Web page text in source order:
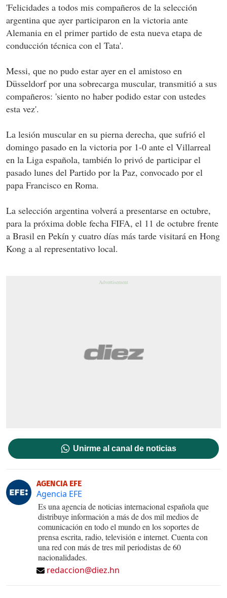
'Felicidades a todos mis compañeros de la selección
argentina que ayer participaron en la victoria ante
Alemania en el primer partido de esta nueva etapa de
conducción técnica con el Tata'.
Messi, que no pudo estar ayer en el amistoso en
Düsseldorf por una sobrecarga muscular, transmitió a sus
compañeros: 'siento no haber podido estar con ustedes
esta vez'.
La lesión muscular en su pierna derecha, que sufrió el
domingo pasado en la victoria por 1-0 ante el Villarreal
en la Liga española, también lo privó de participar el
pasado lunes del Partido por la Paz, convocado por el
papa Francisco en Roma.
La selección argentina volverá a presentarse en octubre,
para la próxima doble fecha FIFA, el 11 de octubre frente
a Brasil en Pekín y cuatro días más tarde visitará en Hong
Kong a al representativo local.
Unirme al canal de noticias
AGENCIA EFE
Agencia EFE
Es una agencia de noticias internacional española que
distribuye información a más de dos mil medios de
comunicación en todo el mundo en los soportes de
prensa escrita, radio, televisión e internet. Cuenta con
una red con más de tres mil periodistas de 60
nacionalidades.
redaccion@diez.hn